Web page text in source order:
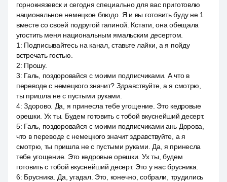
горнокнязевск и сегодня специально для вас приготовлю
национальное немецкое блюдо. Я и вы готовить буду не 1
вместе со своей подругой галиной. Кстати, она обещала
угостить меня национальным ямальским десертом.
1 : Подписывайтесь на канал, ставьте лайки, а я пойду
встречать гостью.
2: Прошу.
3: Галь, поздоровайся с моими подписчиками. А что в
переводе с немецкого значит? Здравствуйте, а я смотрю,
ты пришла не с пустыми руками.
4:Здорово. Да, я принесла тебе угощение. Это кедровые
орешки. Ух ты. Будем готовить с тобой вкуснейший десерт.
5: Галь, поздоровайся с моими подписчиками ань Дорова,
что в переводе с немецкого значит здравствуйте, а я
смотрю, ты пришла не с пустыми руками. Да, я принесла
тебе угощение. Это кедровые орешки. Ух ты, будем
готовить с тобой вкуснейший десерт. Это у нас брусника.
6: Брусника. Да, угадал. Это, конечно, собрали, трудились